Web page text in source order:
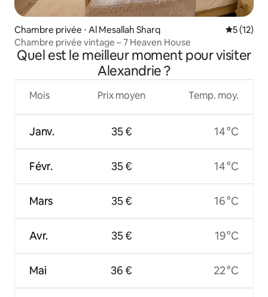
Chambre privée ⋅ Al Mesallah Sharq
5 (12)
Chambre privée vintage – 7 Heaven House
Quel est le meilleur moment pour visiter
Alexandrie ?
Mois
Janv.
Févr.
Mars
Avr.
Mai
Prix moyen
35 €
35 €
35 €
35 €
36 €
Temp. moy.
14 °C
14 °C
16 °C
19 °C
22 °C